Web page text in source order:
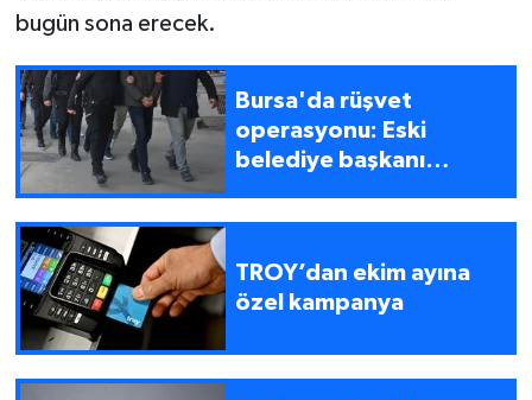
bugün sona erecek.
Bursa'da rüşvet
operasyonu: Eski
belediye başkanı
alındı
TROY’dan ekim ayına
özel kampanya